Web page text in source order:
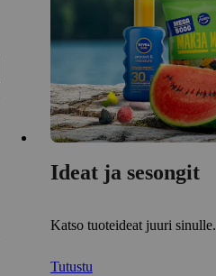
Ideat ja sesongit
Katso tuoteideat juuri sinulle.
Tutustu